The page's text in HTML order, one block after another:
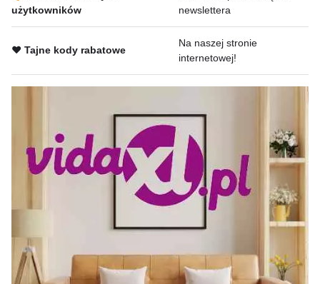
użytkowników
newslettera
❤️ Tajne kody rabatowe
Na naszej stronie
internetowej!